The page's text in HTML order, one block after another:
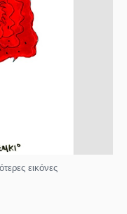
εικόνες